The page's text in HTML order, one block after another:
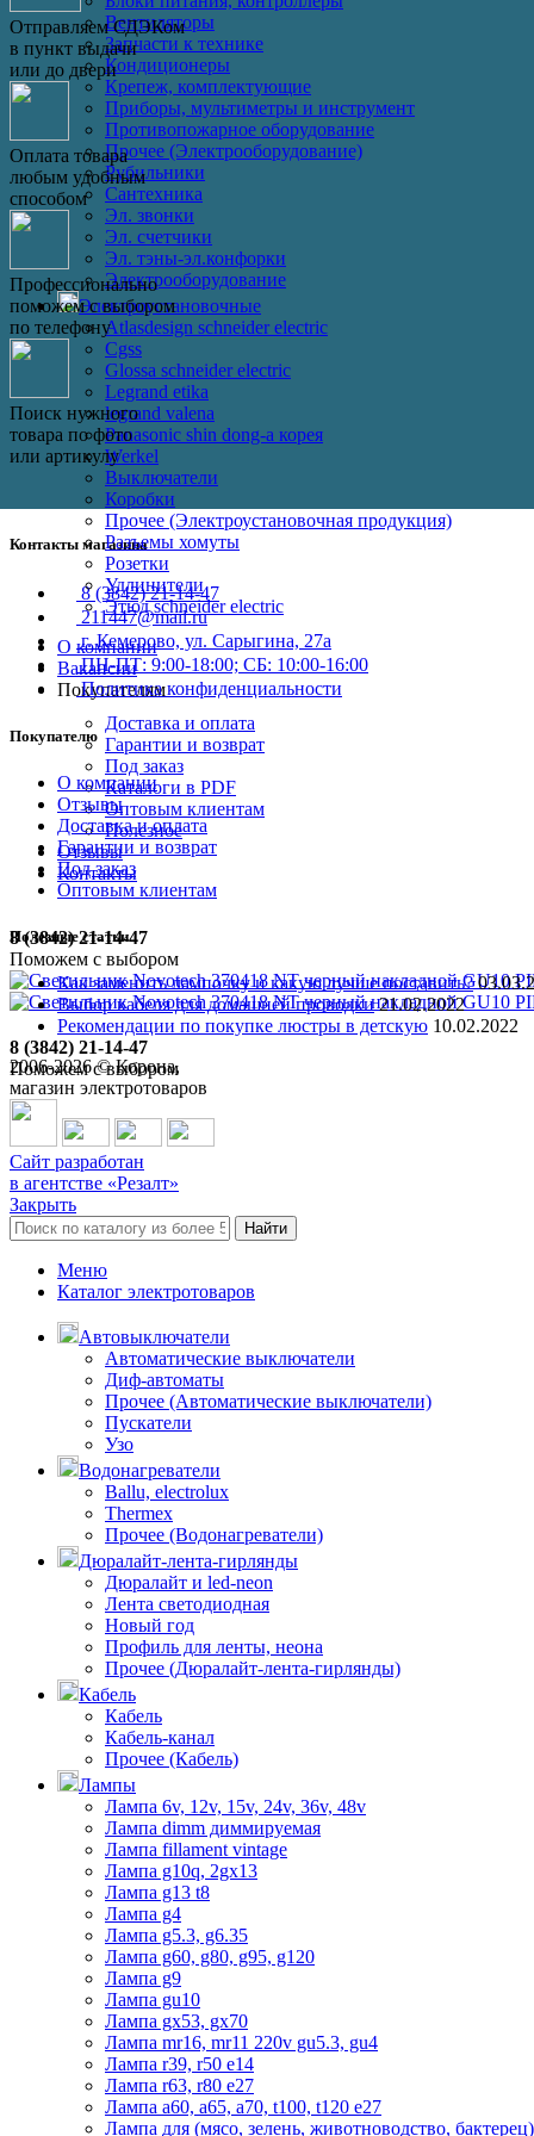
Вентиляторы
Запчасти к технике
Кондиционеры
Крепеж, комплектующие
Приборы, мультиметры и инструмент
Противопожарное оборудование
Прочее (Электрооборудование)
Рубильники
Сантехника
Эл. звонки
Эл. счетчики
Эл. тэны-эл.конфорки
Электрооборудование
Электроустановочные
Atlasdesign schneider electric
Cgss
Glossa schneider electric
Legrand etika
legrand valena
Panasonic shin dong-a корея
Werkel
Выключатели
Коробки
Прочее (Электроустановочная продукция)
Разъемы хомуты
Розетки
Удлинители
Этюд schneider electric
О компании
Вакансии
Покупателям
Доставка и оплата
Гарантии и возврат
Под заказ
Каталоги в PDF
Оптовым клиентам
Полезное
Отзывы
Контакты
8 (3842) 21-14-47
Поможем с выбором
8 (3842) 21-14-47
Поможем с выбором
Отправляем СДЭКом
в пункт выдачи
или до двери
Оплата товара
любым удобным
способом
Профессионально
поможем с выбором
по телефону
Поиск нужного
товара по фото
или артикулу
Контакты магазина
8 (3842) 21-14-47
211447@mail.ru
г. Кемерово, ул. Сарыгина, 27а
ПН-ПТ: 9:00-18:00; СБ: 10:00-16:00
Политика конфиденциальности
Покупателю
О компании
Отзывы
Доставка и оплата
Гарантии и возврат
Под заказ
Оптовым клиентам
Полезные статьи
Как заменить лампочку и какую лучше поставить?
Выбор кабеля для домашней проводки 21.02.2022
Рекомендации по покупке люстры в детскую 10.02.2022
2006-2026© Корона,
магазин электротоваров
Сайт разработан
в агентстве «Резалт»
Закрыть
Найти
Меню
Каталог электротоваров
Автовыключатели
Автоматические выключатели
Диф-автоматы
Прочее (Автоматические выключатели)
Пускатели
Узо
Водонагреватели
Ballu, electrolux
Thermex
Прочее (Водонагреватели)
Дюралайт-лента-гирлянды
Дюралайт и led-neon
Лента светодиодная
Новый год
Профиль для ленты, неона
Прочее (Дюралайт-лента-гирлянды)
Кабель
Кабель
Кабель-канал
Прочее (Кабель)
Лампы
Лампа 6v, 12v, 15v, 24v, 36v, 48v
Лампа dimm диммируемая
Лампа fillament vintage
Лампа g10q, 2gx13
Лампа g13 t8
Лампа g4
Лампа g5.3, g6.35
Лампа g60, g80, g95, g120
Лампа g9
Лампа gu10
Лампа gx53, gx70
Лампа mr16, mr11 220v gu5.3, gu4
Лампа r39, r50 е14
Лампа r63, r80 е27
Лампа а60, а65, а70, t100, t120 е27
Лампа для (мясо, зелень, животноводство, бактерец)